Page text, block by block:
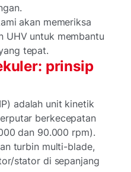
akan memeriksa
UHV untuk membantu
tepat.
prinsip
adalah unit kinetik
berkecepatan
dan 90.000 rpm).
turbin multi-blade,
stator di sepanjang